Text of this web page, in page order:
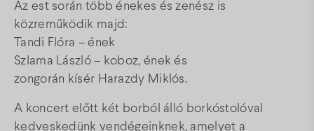
Az est során több énekes és zenész is
közreműködik majd:
Tandi Flóra – ének
Szlama László – koboz, ének és
zongorán kísér Harazdy Miklós.
A koncert előtt két borból álló borkóstolóval
kedveskedünk vendégeinknek, amelyet a